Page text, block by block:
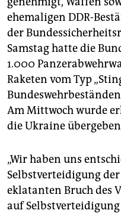
ehemaligen DDR-
der
Samstag hatte die
1.000
Raketen vom Typ
Am Mittwoch wurde
die Ukraine
„Wir haben uns
Selbstverteidigung
eklatanten Bruch des
auf